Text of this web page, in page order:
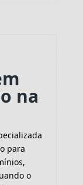
na
para
o